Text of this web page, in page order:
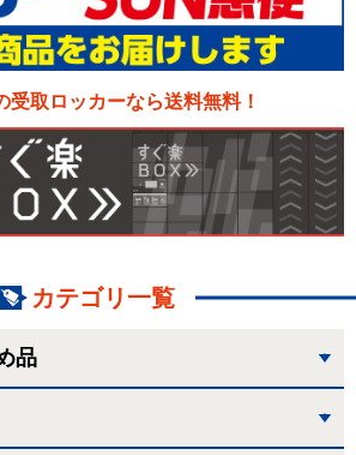
受取ロッカーなら送料無料！
カテゴリ一覧
品